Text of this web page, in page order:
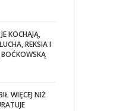
KOCHAJĄ,
REKSIA I
WIĘCEJ NIŻ